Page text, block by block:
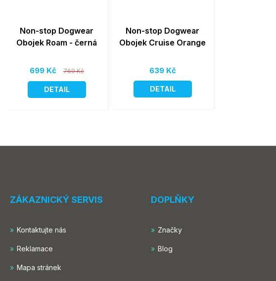
Non-stop Dogwear
Obojek Roam - černá
699 Kč 769 Kč
DETAIL
Non-stop Dogwear
Obojek Cruise Orange
639 Kč
DETAIL
ZÁKAZNICKÝ SERVIS
Kontaktujte nás
Reklamace
Mapa stránek
DOPLŇKY
Značky
Blog